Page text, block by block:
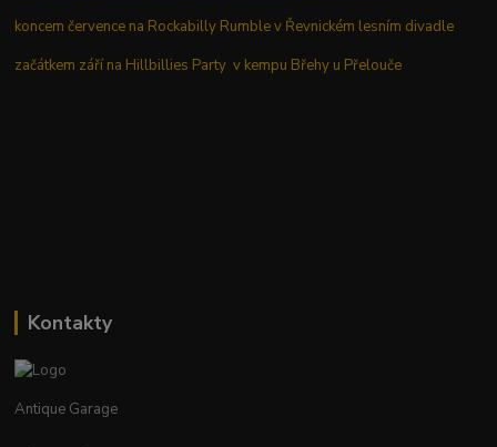
koncem července na Rockabilly Rumble v Řevnickém lesním divadle
začátkem září na Hillbillies Party v kempu Břehy u Přelouče
Kontakty
Antique Garage